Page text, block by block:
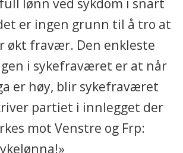
er ingen grunn til å tro at
økt fravær. Den enkleste
i sykefraværet er at når
er høy, blir sykefraværet
partiet i innlegget der
mot Venstre og Frp: